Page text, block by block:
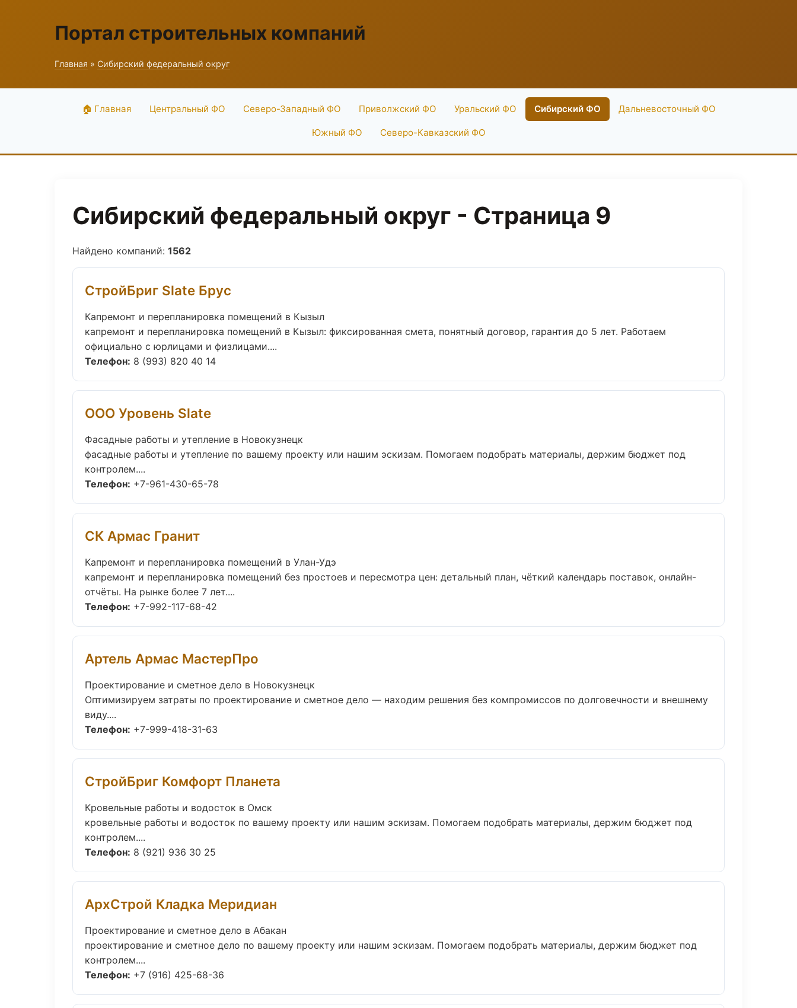
Портал строительных компаний
Главная » Сибирский федеральный округ
🏠 Главная Центральный ФО Северо-Западный ФО Приволжский ФО Уральский ФО Сибирский ФО Дальневосточный ФО
Южный ФО Северо-Кавказский ФО
Сибирский федеральный округ - Страница 9
Найдено компаний: 1562
СтройБриг Slate Брус
Капремонт и перепланировка помещений в Кызыл
капремонт и перепланировка помещений в Кызыл: фиксированная смета, понятный договор, гарантия до 5 лет. Работаем
официально с юрлицами и физлицами....
Телефон: 8 (993) 820 40 14
ООО Уровень Slate
Фасадные работы и утепление в Новокузнецк
фасадные работы и утепление по вашему проекту или нашим эскизам. Помогаем подобрать материалы, держим бюджет под
контролем....
Телефон: +7-961-430-65-78
СК Армас Гранит
Капремонт и перепланировка помещений в Улан-Удэ
капремонт и перепланировка помещений без простоев и пересмотра цен: детальный план, чёткий календарь поставок, онлайн-
отчёты. На рынке более 7 лет....
Телефон: +7-992-117-68-42
Артель Армас МастерПро
Проектирование и сметное дело в Новокузнецк
Оптимизируем затраты по проектирование и сметное дело — находим решения без компромиссов по долговечности и внешнему
виду....
Телефон: +7-999-418-31-63
СтройБриг Комфорт Планета
Кровельные работы и водосток в Омск
кровельные работы и водосток по вашему проекту или нашим эскизам. Помогаем подобрать материалы, держим бюджет под
контролем....
Телефон: 8 (921) 936 30 25
АрхСтрой Кладка Меридиан
Проектирование и сметное дело в Абакан
проектирование и сметное дело по вашему проекту или нашим эскизам. Помогаем подобрать материалы, держим бюджет под
контролем....
Телефон: +7 (916) 425-68-36